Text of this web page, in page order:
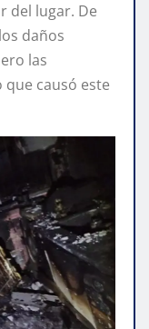
del lugar. De
daños
las
causó este